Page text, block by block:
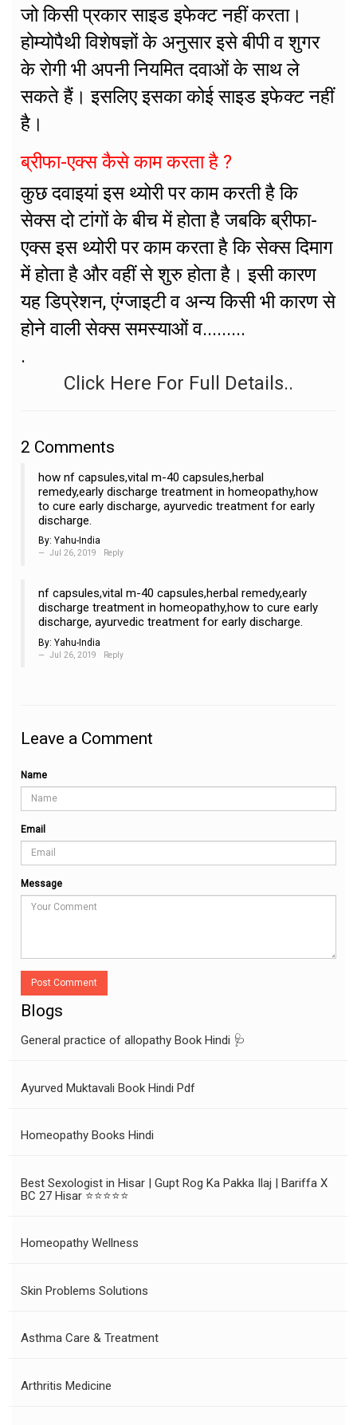
जो किसी प्रकार साइड इफेक्ट नहीं करता।
होम्योपैथी विशेषज्ञों के अनुसार इसे बीपी व शुगर
के रोगी भी अपनी नियमित दवाओं के साथ ले
सकते हैं। इसलिए इसका कोई साइड इफेक्ट नहीं
है।
ब्रीफा-एक्स कैसे काम करता है ?
कुछ दवाइयां इस थ्योरी पर काम करती है कि
सेक्स दो टांगों के बीच में होता है जबकि ब्रीफा-
एक्स इस थ्योरी पर काम करता है कि सेक्स दिमाग
में होता है और वहीं से शुरु होता है। इसी कारण
यह डिप्रेशन, एंग्जाइटी व अन्य किसी भी कारण से
होने वाली सेक्स समस्याओं व.........
.
Click Here For Full Details..
2 Comments
how nf capsules,vital m-40 capsules,herbal
remedy,early discharge treatment in homeopathy,how
to cure early discharge, ayurvedic treatment for early
discharge.
By: Yahu-India
Jul 26, 2019 Reply
nf capsules,vital m-40 capsules,herbal remedy,early
discharge treatment in homeopathy,how to cure early
discharge, ayurvedic treatment for early discharge.
By: Yahu-India
Jul 26, 2019 Reply
Leave a Comment
Name
Email
Message
Post Comment
Blogs
General practice of allopathy Book Hindi 🩺
Ayurved Muktavali Book Hindi Pdf
Homeopathy Books Hindi
Best Sexologist in Hisar | Gupt Rog Ka Pakka Ilaj | Bariffa X
BC 27 Hisar ⭐⭐⭐⭐⭐
Homeopathy Wellness
Skin Problems Solutions
Asthma Care & Treatment
Arthritis Medicine